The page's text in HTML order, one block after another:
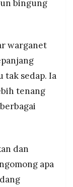
bingung
warganet
sedap. Ia
tenang
dan
apa